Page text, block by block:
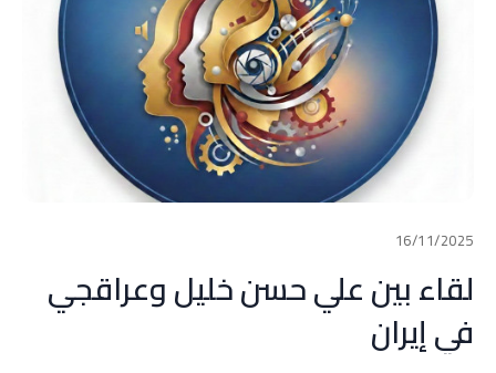
16/11/2025
لقاء بين علي حسن خليل وعراقجي
في إيران